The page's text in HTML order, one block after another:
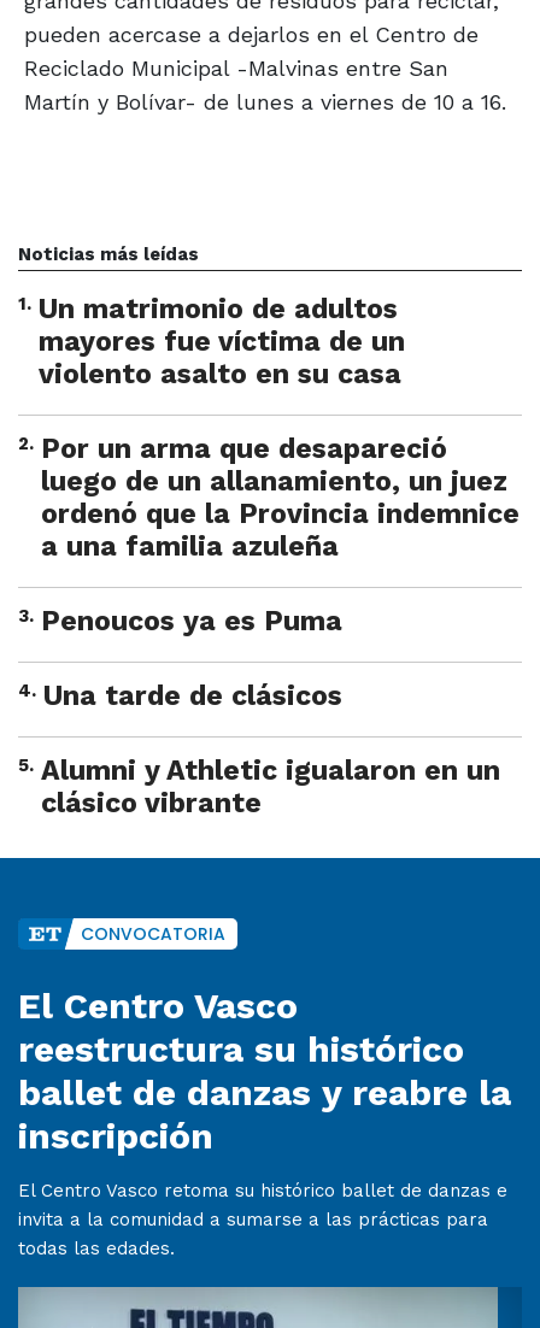
pueden acercase a dejarlos en el Centro de
Reciclado Municipal -Malvinas entre San
Martín y Bolívar- de lunes a viernes de 10 a 16.
Noticias más leídas
1. Un matrimonio de adultos
mayores fue víctima de un
violento asalto en su casa
2. Por un arma que desapareció
luego de un allanamiento, un juez
ordenó que la Provincia indemnice
a una familia azuleña
3. Penoucos ya es Puma
4. Una tarde de clásicos
5. Alumni y Athletic igualaron en un
clásico vibrante
CONVOCATORIA
El Centro Vasco
reestructura su histórico
ballet de danzas y reabre la
inscripción
El Centro Vasco retoma su histórico ballet de danzas e
invita a la comunidad a sumarse a las prácticas para
todas las edades.